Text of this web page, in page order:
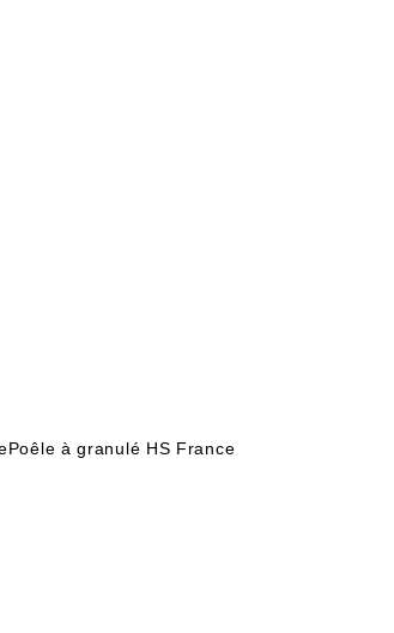
à granulé HS France